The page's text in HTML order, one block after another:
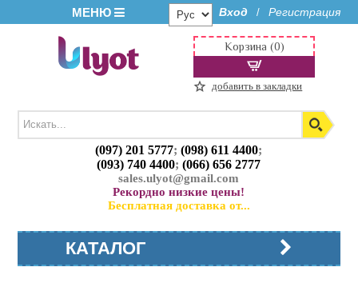
МЕНЮ Вход / Регистрация
(097) 201 5777;(098) 611 4400;
(093) 740 4400;(066) 656 2777
sales.ulyot@gmail.com
Рекордно низкие цены!
Бесплатная доставка от...
Корзина (0)
добавить в закладки
КАТАЛОГ